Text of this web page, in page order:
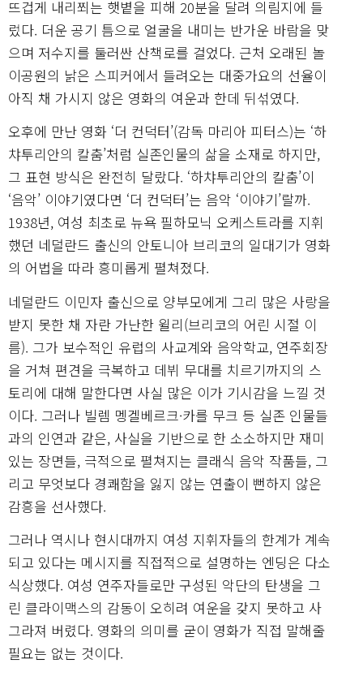
뜨겁게 내리쬐는 햇볕을 피해 20분을 달려 의림지에 들
렀다. 더운 공기 틈으로 얼굴을 내미는 반가운 바람을 맞
으며 저수지를 둘러싼 산책로를 걸었다. 근처 오래된 놀
이공원의 낡은 스피커에서 들려오는 대중가요의 선율이
아직 채 가시지 않은 영화의 여운과 한데 뒤섞였다.
오후에 만난 영화 ‘더 컨덕터’(감독 마리아 피터스)는 ‘하
챠투리안의 칼춤’처럼 실존인물의 삶을 소재로 하지만,
그 표현 방식은 완전히 달랐다. ‘하챠투리안의 칼춤’이
‘음악’ 이야기였다면 ‘더 컨덕터’는 음악 ‘이야기’랄까.
1938년, 여성 최초로 뉴욕 필하모닉 오케스트라를 지휘
했던 네덜란드 출신의 안토니아 브리코의 일대기가 영화
의 어법을 따라 흥미롭게 펼쳐졌다.
네덜란드 이민자 출신으로 양부모에게 그리 많은 사랑을
받지 못한 채 자란 가난한 윌리(브리코의 어린 시절 이
름). 그가 보수적인 유럽의 사교계와 음악학교, 연주회장
을 거쳐 편견을 극복하고 데뷔 무대를 치르기까지의 스
토리에 대해 말한다면 사실 많은 이가 기시감을 느낄 것
이다. 그러나 빌렘 멩겔베르크·카를 무크 등 실존 인물들
과의 인연과 같은, 사실을 기반으로 한 소소하지만 재미
있는 장면들, 극적으로 펼쳐지는 클래식 음악 작품들, 그
리고 무엇보다 경쾌함을 잃지 않는 연출이 뻔하지 않은
감흥을 선사했다.
그러나 역시나 현시대까지 여성 지휘자들의 한계가 계속
되고 있다는 메시지를 직접적으로 설명하는 엔딩은 다소
식상했다. 여성 연주자들로만 구성된 악단의 탄생을 그
린 클라이맥스의 감동이 오히려 여운을 갖지 못하고 사
그라져 버렸다. 영화의 의미를 굳이 영화가 직접 말해줄
필요는 없는 것이다.